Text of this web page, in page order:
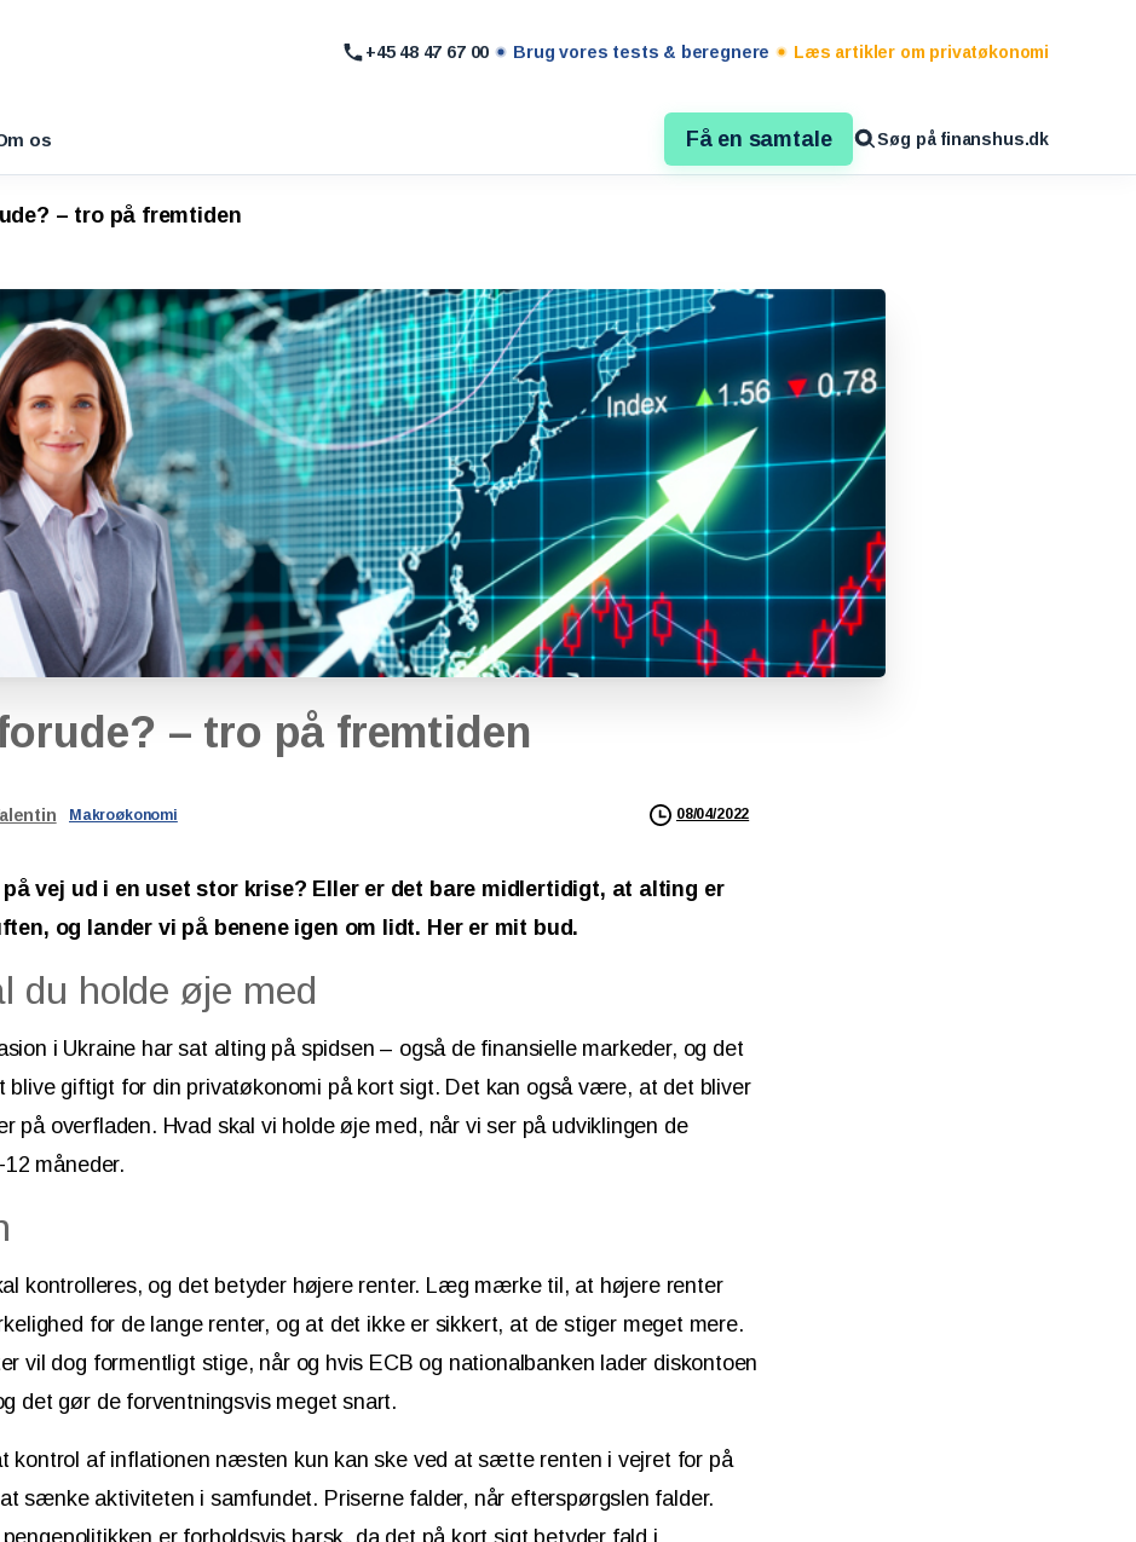
+45 48 47 67 00 Brug vores tests & beregnere Læs artikler om privatøkonomi
os Få en samtale Søg på finanshus.dk
– tro på fremtiden
– tro på fremtiden
Makroøkonomi 08/04/2022
på vej ud i en uset stor krise? Eller er det bare midlertidigt, at alting er
og lander vi på benene igen om lidt. Her er mit bud.
du holde øje med
i Ukraine har sat alting på spidsen – også de finansielle markeder, og det
blive giftigt for din privatøkonomi på kort sigt. Det kan også være, at det bliver
på overfladen. Hvad skal vi holde øje med, når vi ser på udviklingen de
måneder.
kontrolleres, og det betyder højere renter. Læg mærke til, at højere renter
for de lange renter, og at det ikke er sikkert, at de stiger meget mere.
vil dog formentligt stige, når og hvis ECB og nationalbanken lader diskontoen
det gør de forventningsvis meget snart.
kontrol af inflationen næsten kun kan ske ved at sætte renten i vejret for på
sænke aktiviteten i samfundet. Priserne falder, når efterspørgslen falder.
er forholdsvis barsk, da det på kort sigt betyder fald i